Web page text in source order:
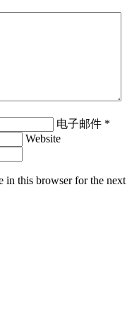
电子邮件 *
Website
in this browser for the next